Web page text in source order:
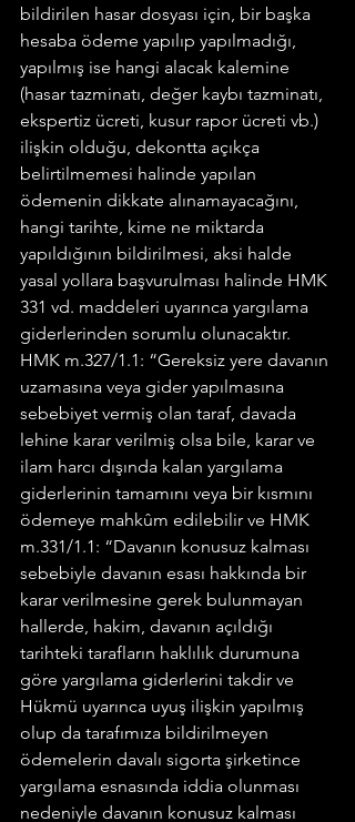
bildirilen hasar dosyası için, bir başka
hesaba ödeme yapılıp yapılmadığı,
yapılmış ise hangi alacak kalemine
(hasar tazminatı, değer kaybı tazminatı,
ekspertiz ücreti, kusur rapor ücreti vb.)
ilişkin olduğu, dekontta açıkça
belirtilmemesi halinde yapılan
ödemenin dikkate alınamayacağını,
hangi tarihte, kime ne miktarda
yapıldığının bildirilmesi, aksi halde
yasal yollara başvurulması halinde HMK
331 vd. maddeleri uyarınca yargılama
giderlerinden sorumlu olunacaktır.
HMK m.327/1.1: “Gereksiz yere davanın
uzamasına veya gider yapılmasına
sebebiyet vermiş olan taraf, davada
lehine karar verilmiş olsa bile, karar ve
ilam harcı dışında kalan yargılama
giderlerinin tamamını veya bir kısmını
ödemeye mahkûm edilebilir ve HMK
m.331/1.1: “Davanın konusuz kalması
sebebiyle davanın esası hakkında bir
karar verilmesine gerek bulunmayan
hallerde, hakim, davanın açıldığı
tarihteki tarafların haklılık durumuna
göre yargılama giderlerini takdir ve
Hükmü uyarınca uyuş ilişkin yapılmış
olup da tarafımıza bildirilmeyen
ödemelerin davalı sigorta şirketince
yargılama esnasında iddia olunması
nedeniyle davanın konusuz kalması